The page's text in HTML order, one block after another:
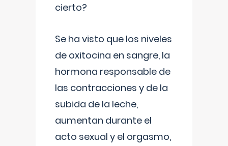
cierto?
Se ha visto que los niveles
de oxitocina en sangre, la
hormona responsable de
las contracciones y de la
subida de la leche,
aumentan durante el
acto sexual y el orgasmo,